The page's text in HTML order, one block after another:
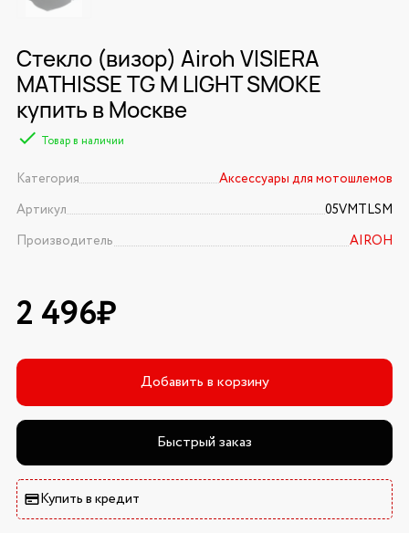
Стекло (визор) Airoh VISIERA
MATHISSE TG M LIGHT SMOKE
купить в Москве
Товар в наличии
Категория
Аксессуары для мотошлемов
Артикул
05VMTLSM
Производитель
AIROH
2 496₽
Добавить в корзину
Быстрый заказ
Купить в кредит